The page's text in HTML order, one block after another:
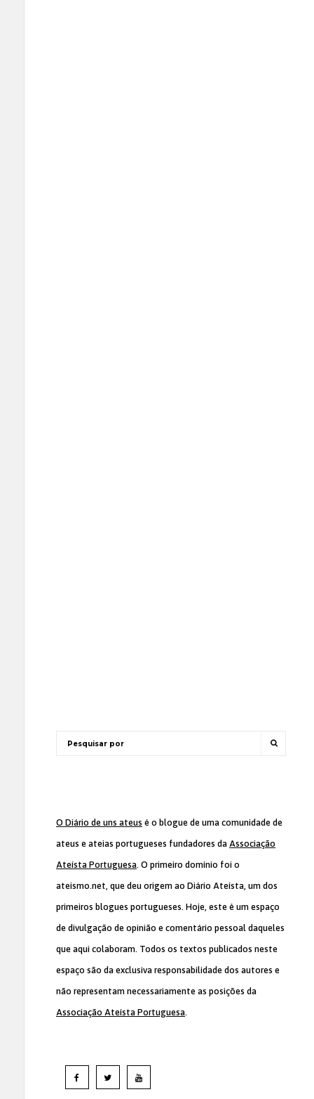
O Diário de uns ateus é o blogue de uma comunidade de
ateus e ateias portugueses fundadores da Associação
Ateísta Portuguesa. O primeiro domínio foi o
ateismo.net, que deu origem ao Diário Ateísta, um dos
primeiros blogues portugueses. Hoje, este é um espaço
de divulgação de opinião e comentário pessoal daqueles
que aqui colaboram. Todos os textos publicados neste
espaço são da exclusiva responsabilidade dos autores e
não representam necessariamente as posições da
Associação Ateísta Portuguesa.